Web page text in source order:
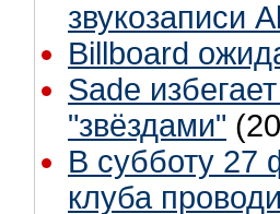
звукозаписи
Billboard
Sade
"звёздами"
В субботу 27
клуба